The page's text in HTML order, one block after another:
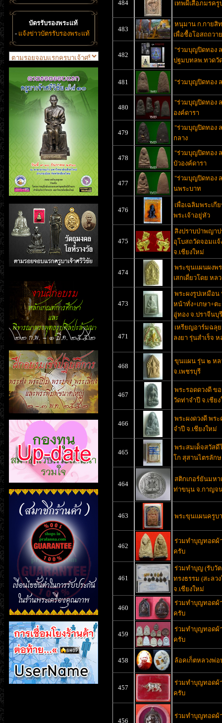
บัตรรับรองพระแท้
- แจ้งข่าวบัตรรับรองพระแท้
484 เทพผีเสื้อภมรค
483
หนุมาน ก.กายสิ
เพื่อชื้อโอสถถวาย
482
"ร่วมบุญปิดทอง
ปฐมบทลพ.ทวดวั
481 "ร่วมบุญปิดทอง
480
"ร่วมบุญปิดทอง
องค์ดารา
479
"ร่วมบุญปิดทอง
กลาง
478
"ร่วมบุญปิดทอง
บัวองค์ดารา
477
"ร่วมบุญปิดทอง
นพระบาท
476
เพื่อเฉลิมพระเกี
พระเจ้าอยู่หัว
475
สิงปราบป่าพญา
อุโบสถวัดจอมแจ้
จ.เชียงใหม่
474
พระขุนแผนผงพ
เสกเดี่ยวโดย ห
473
พระผงรูปเหมือน
หน้าทั่ง+เกษา+ต
อู่ทอง จ.ปราจีนบุรี
471
เหรียญอาร์มฉลุ
ลงยา รุ่นสำเร็จ
468
ขุนแผน รุ่น ๒ หล
จ.เพชรบุรี
467
พระรอดดวงดี ข
วัดท่าจำปี จ.เชีย
466
พระผงดวงดี พร
จำปี จ.เชียงใหม่
465
พระสมเด็จสวัสดี
โก สุสานไตรลัก
464
สติกเกอร์ยันมหา
ท่าขนุน จ.กาญจ
463 พระขุนแผนครูบ
462
ร่วมทำบุญทอดผ้
ครับ
461
ร่วมทำบุญ (รับวั
ทรงธรรม (สะลว
จ.เชียงใหม่
460
ร่วมทำบุญทอดผ้
ครับ
459
ร่วมทำบุญทอดผ้
ครับ
458 ล้อคเก็ตหลวงพ่
457
ร่วมทำบุญทอดผ้
ครับ
456
ร่วมทำบุญทอดผ้